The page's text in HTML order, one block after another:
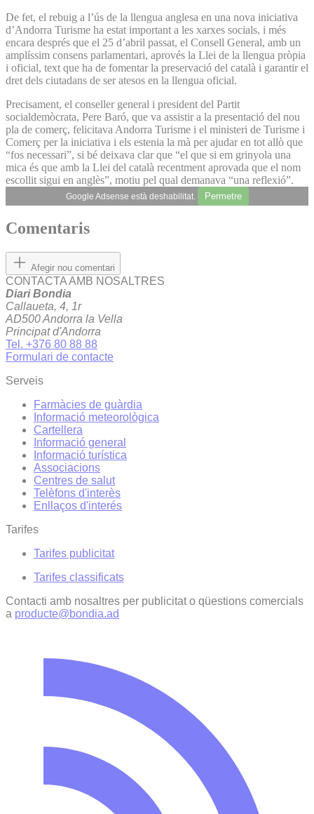
De fet, el rebuig a l’ús de la llengua anglesa en una nova iniciativa
d’Andorra Turisme ha estat important a les xarxes socials, i més
encara després que el 25 d’abril passat, el Consell General, amb un
amplíssim consens parlamentari, aprovés la Llei de la llengua pròpia
i oficial, text que ha de fomentar la preservació del català i garantir el
dret dels ciutadans de ser atesos en la llengua oficial.
Precisament, el conseller general i president del Partit
socialdemòcrata, Pere Baró, que va assistir a la presentació del nou
pla de comerç, felicitava Andorra Turisme i el ministeri de Turisme i
Comerç per la iniciativa i els estenia la mà per ajudar en tot allò que
“fos necessari”, si bé deixava clar que “el que si em grinyola una
mica és que amb la Llei del català recentment aprovada que el nom
escollit sigui en anglès”, motiu pel qual demanava “una reflexió”.
Google Adsense està deshabilitat. Permetre
Comentaris
Afegir nou comentari
CONTACTA AMB NOSALTRES
Diari Bondia
Callaueta, 4, 1r
AD500 Andorra la Vella
Principat d'Andorra
Tel. +376 80 88 88
Formulari de contacte
Serveis
Farmàcies de guàrdia
Informació meteorològica
Cartellera
Informació general
Informació turística
Associacions
Centres de salut
Telèfons d'interès
Enllaços d'interés
Tarifes
Tarifes publicitat
Tarifes classificats
Contacti amb nosaltres per publicitat o qüestions comercials
a producte@bondia.ad